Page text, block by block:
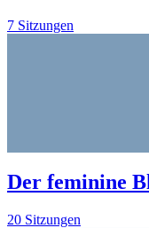
7 Sitzungen
Der feminine
20 Sitzungen